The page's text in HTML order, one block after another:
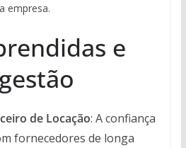
empresa.
e
de Locação: A confiança
fornecedores de longa